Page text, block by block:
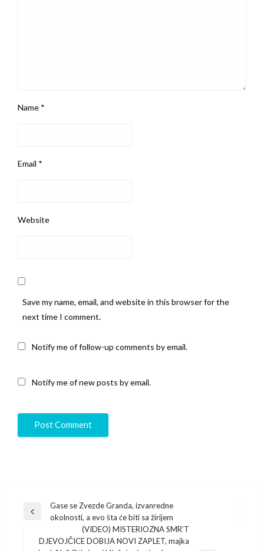
Name *
Email *
Website
Save my name, email, and website in this browser for the
next time I comment.
Notify me of follow-up comments by email.
Notify me of new posts by email.
Post
navigation
Previous
Gase se Zvezde Granda, izvanredne
okolnosti, a evo šta će biti sa žirijem
(VIDEO) MISTERIOZNA SMR’T
DJEVOJČICE DOBIJA NOVI ZAPLET, majka